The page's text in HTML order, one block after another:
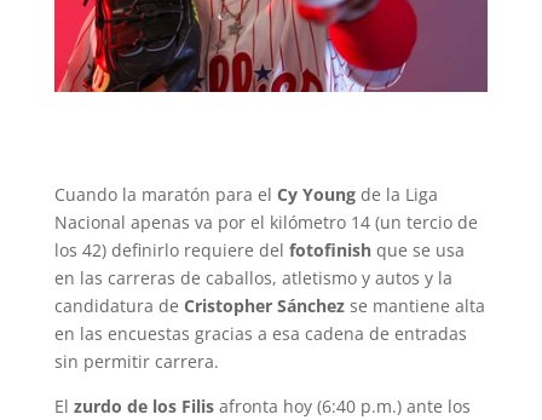
Cuando la maratón para el Cy Youngde la Liga
Nacional apenas va por el kilómetro 14 (un tercio de
los 42) definirlo requiere del fotofinishque se usa
en las carreras de caballos, atletismo y autos y la
candidatura de Cristopher Sánchezse mantiene alta
en las encuestas gracias a esa cadena de entradas
sin permitir carrera.
El zurdo de los Filisafronta hoy (6:40 p.m.) ante los